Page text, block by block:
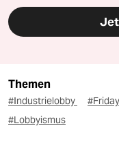
Themen
#Industrielobby
#Lobbyismus